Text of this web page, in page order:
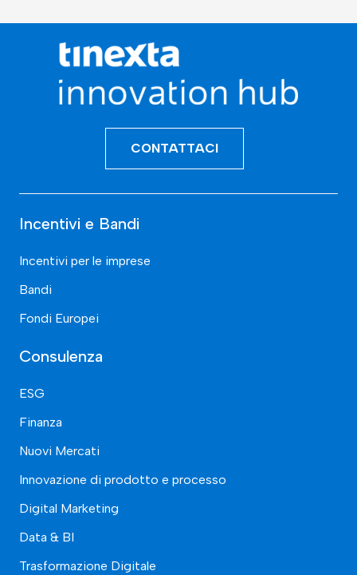
CONTATTACI
Incentivi e Bandi
Incentivi per le imprese
Bandi
Fondi Europei
Consulenza
ESG
Finanza
Nuovi Mercati
Innovazione di prodotto e processo
Digital Marketing
Data & BI
Trasformazione Digitale